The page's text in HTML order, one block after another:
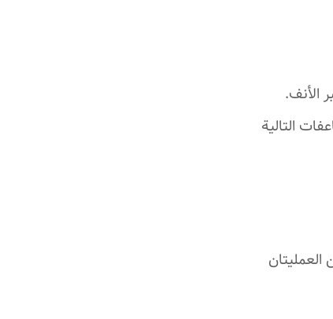
الأنف.
التالية